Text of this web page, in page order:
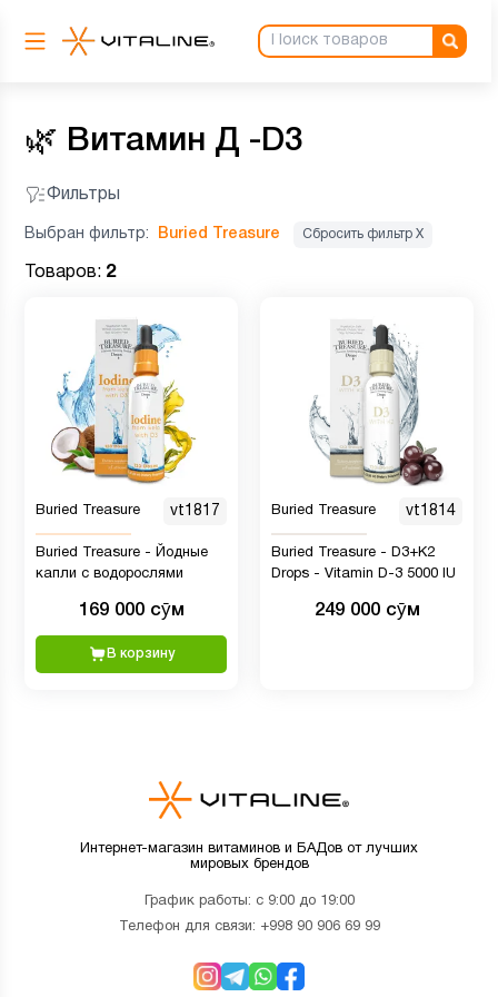
🌿 Витамин Д -D3
Фильтры
Выбран фильтр: Buried Treasure Сбросить фильтр Х
Товаров: 2
Buried Treasure vt1817
Buried Treasure - Йодные
капли с водорослями
169 000 сӯм
В корзину
Buried Treasure vt1814
Buried Treasure - D3+K2
Drops - Vitamin D-3 5000 IU
249 000 сӯм
Интернет-магазин витаминов и БАДов от лучших
мировых брендов
График работы: с 9:00 до 19:00
Телефон для связи: +998 90 906 69 99